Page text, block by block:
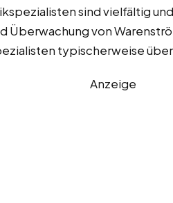
sind vielfältig
Überwachung von
typischerweise
Anzeige